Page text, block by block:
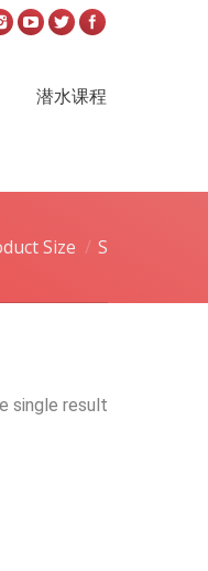
潜水课程
Size S
single result